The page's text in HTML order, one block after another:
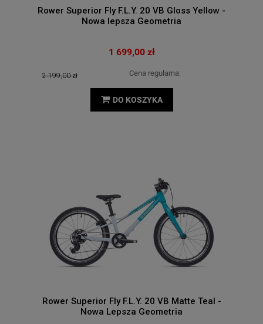
Rower Superior Fly F.L.Y. 20 VB Gloss Yellow -
Nowa lepsza Geometria
1 699,00 zł
Cena regularna:
2 199,00 zł
DO KOSZYKA
Rower Superior Fly F.L.Y. 20 VB Matte Teal -
Nowa Lepsza Geometria